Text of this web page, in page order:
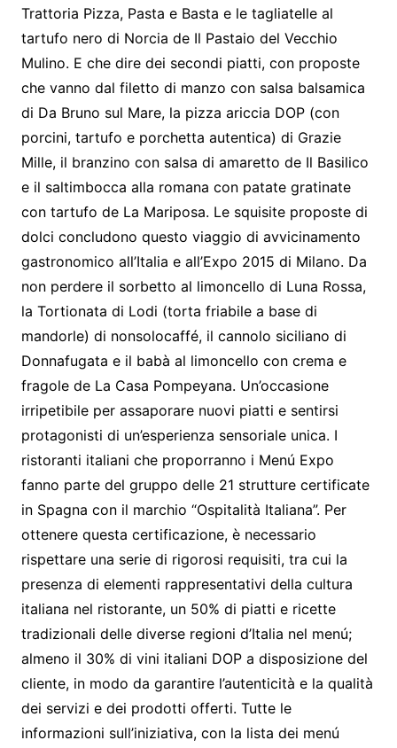
Trattoria Pizza, Pasta e Basta e le tagliatelle al
tartufo nero di Norcia de Il Pastaio del Vecchio
Mulino. E che dire dei secondi piatti, con proposte
che vanno dal filetto di manzo con salsa balsamica
di Da Bruno sul Mare, la pizza ariccia DOP (con
porcini, tartufo e porchetta autentica) di Grazie
Mille, il branzino con salsa di amaretto de Il Basilico
e il saltimbocca alla romana con patate gratinate
con tartufo de La Mariposa. Le squisite proposte di
dolci concludono questo viaggio di avvicinamento
gastronomico all’Italia e all’Expo 2015 di Milano. Da
non perdere il sorbetto al limoncello di Luna Rossa,
la Tortionata di Lodi (torta friabile a base di
mandorle) di nonsolocaffé, il cannolo siciliano di
Donnafugata e il babà al limoncello con crema e
fragole de La Casa Pompeyana. Un’occasione
irripetibile per assaporare nuovi piatti e sentirsi
protagonisti di un’esperienza sensoriale unica. I
ristoranti italiani che proporranno i Menú Expo
fanno parte del gruppo delle 21 strutture certificate
in Spagna con il marchio “Ospitalità Italiana”. Per
ottenere questa certificazione, è necessario
rispettare una serie di rigorosi requisiti, tra cui la
presenza di elementi rappresentativi della cultura
italiana nel ristorante, un 50% di piatti e ricette
tradizionali delle diverse regioni d’Italia nel menú;
almeno il 30% di vini italiani DOP a disposizione del
cliente, in modo da garantire l’autenticità e la qualità
dei servizi e dei prodotti offerti. Tutte le
informazioni sull’iniziativa, con la lista dei menú